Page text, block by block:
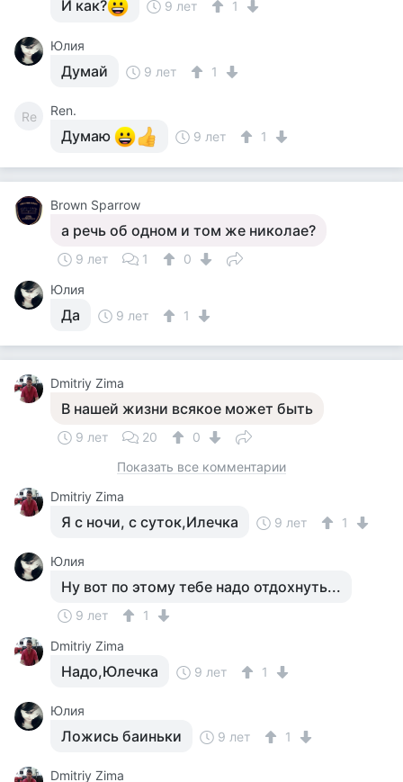
И как? 9 лет 1
Юлия
Думай 9 лет 1
Re Ren.
Думаю 9 лет 1
Brown Sparrow
а речь об одном и том же николае?
9 лет 1
0
Юлия
Да 9 лет 1
Dmitriy Zima
В нашей жизни всякое может быть
9 лет 20
0
Показать все комментарии
Dmitriy Zima
Я с ночи, с суток,Илечка 9 лет 1
Юлия
Ну вот по этому тебе надо отдохнуть...
9 лет
1
Dmitriy Zima
Надо,Юлечка 9 лет 1
Юлия
Ложись баиньки 9 лет 1
Dmitriy Zima